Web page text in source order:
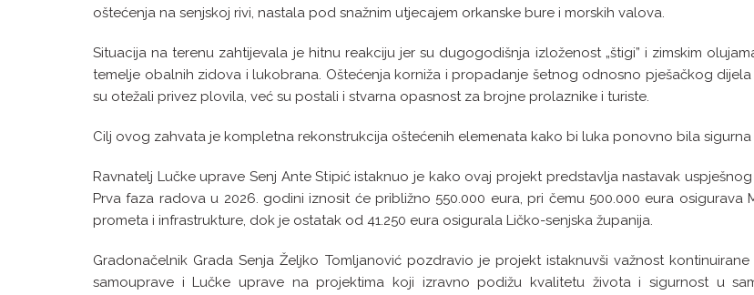
oštećenja na senjskoj rivi, nastala pod snažnim utjecajem orkanske bure i morskih valova.
Situacija na terenu zahtijevala je hitnu reakciju jer su dugogodišnja izloženost „štigi” i zimskim
temelje obalnih zidova i lukobrana. Oštećenja korniža i propadanje šetnog odnosno pješačkog
su otežali privez plovila, već su postali i stvarna opasnost za brojne prolaznike i turiste.
Cilj ovog zahvata je kompletna rekonstrukcija oštećenih elemenata kako bi luka ponovno bila
Ravnatelj Lučke uprave Senj Ante Stipić istaknuo je kako ovaj projekt predstavlja nastavak
Prva faza radova u 2026. godini iznosit će približno 550.000 eura, pri čemu 500.000 eura osigurava
prometa i infrastrukture, dok je ostatak od 41.250 eura osigurala Ličko-senjska županija.
Gradonačelnik Grada Senja Željko Tomljanović pozdravio je projekt istaknuvši važnost
samouprave i Lučke uprave na projektima koji izravno podižu kvalitetu života i sigurnost u